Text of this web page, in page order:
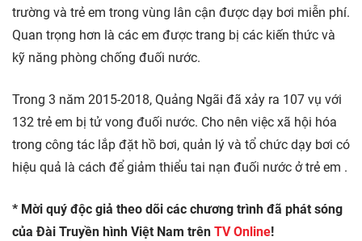
trường và trẻ em trong vùng lân cận được dạy bơi miễn phí.
Quan trọng hơn là các em được trang bị các kiến thức và
kỹ năng phòng chống đuối nước.
Trong 3 năm 2015-2018, Quảng Ngãi đã xảy ra 107 vụ với
132 trẻ em bị tử vong đuối nước. Cho nên việc xã hội hóa
trong công tác lắp đặt hồ bơi, quản lý và tổ chức dạy bơi có
hiệu quả là cách để giảm thiểu tai nạn đuối nước ở trẻ em .
* Mời quý độc giả theo dõi các chương trình đã phát sóng
của Đài Truyền hình Việt Nam trên TV Online!